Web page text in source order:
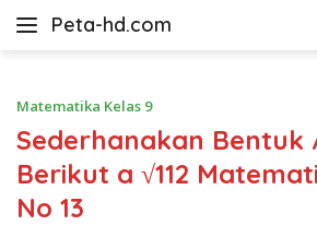
Peta-hd.com
Kumpulan
HD
Matematika Kelas 9
Sederhanakan Bentuk
Berikut a √112
No 13